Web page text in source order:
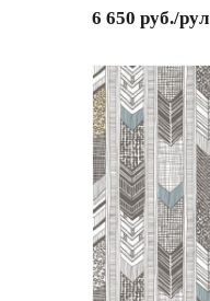
6 650 руб./рул